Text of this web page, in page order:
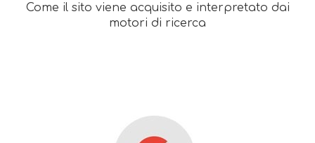
Come il sito viene acquisito e interpretato dai
motori di ricerca